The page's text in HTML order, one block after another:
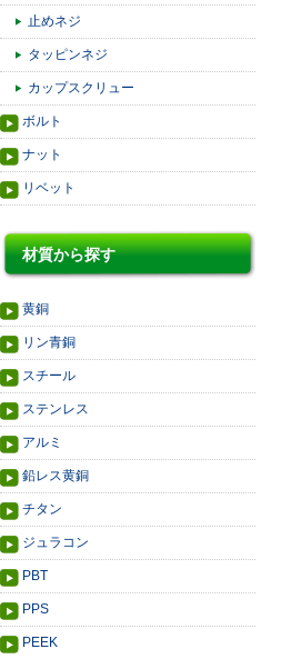
止めネジ
タッピンネジ
カップスクリュー
ボルト
ナット
リベット
材質から探す
黄銅
リン青銅
スチール
ステンレス
アルミ
鉛レス黄銅
チタン
ジュラコン
PBT
PPS
PEEK